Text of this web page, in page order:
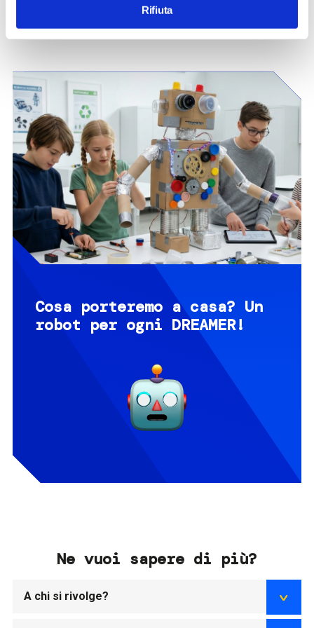
Rifiuta
Cosa porteremo a casa?​ Un
robot per ogni DREAMER!
Ne vuoi sapere di più?
A chi si rivolge?